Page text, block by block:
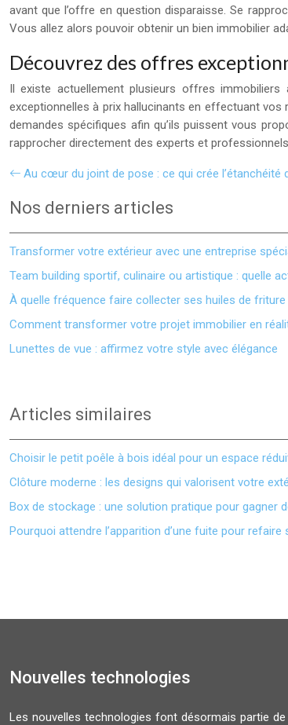
avant que l’offre en question disparaisse. Se
Vous allez alors pouvoir obtenir un bien immobilier
Découvrez des offres
Il existe actuellement plusieurs offres
exceptionnelles à prix hallucinants en effectuant
demandes spécifiques afin qu’ils puissent vous
rapprocher directement des experts et
Au cœur du joint de pose : ce qui crée l’étanchéité
Nos derniers articles
Transformer votre extérieur avec une entreprise
Team building sportif, culinaire ou artistique : quelle
À quelle fréquence faire collecter ses huiles de friture
Comment transformer votre projet immobilier en
Lunettes de vue : affirmez votre style avec élégance
Articles similaires
Choisir le petit poêle à bois idéal pour un espace
Clôture moderne : les designs qui valorisent votre
Box de stockage : une solution pratique pour gagner
Pourquoi attendre l’apparition d’une fuite pour
Nouvelles technologies
Les nouvelles technologies font désormais partie